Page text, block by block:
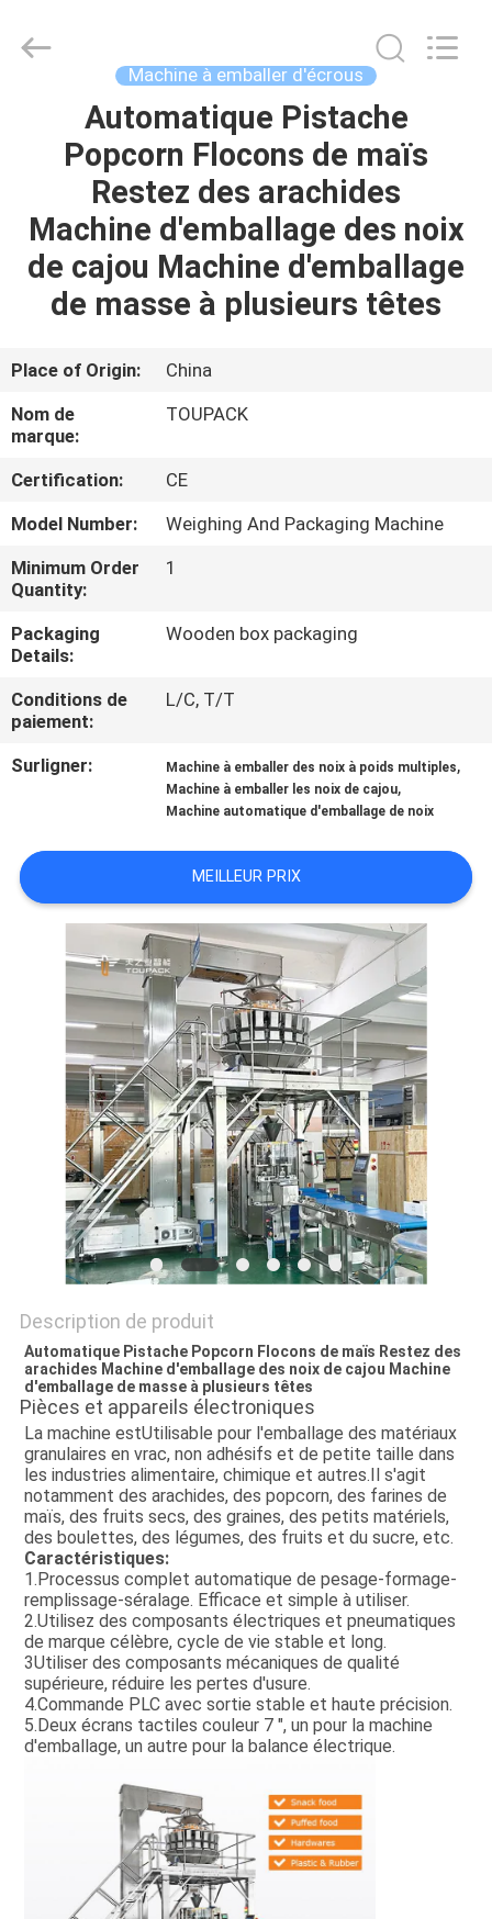
MAISON
PRODUITS
PROPOS
NOUS
VISITE
D'USINE
DE
QUALITÉ
CONTACTEZ-
NOUS
NOUVELLES
CAS
DEMANDEZ
UN DEVIS
SITEMAP
POLITIQUE
CONFIDENTIALITÉ
EQUIPMENT
Machine à emballer d'écrous
Automatique Pistache
Popcorn Flocons de maïs
Restez des arachides
Machine d'emballage des noix
de cajou Machine d'emballage
de masse à plusieurs têtes
Place of Origin:
China
Nom de
marque:
TOUPACK
Certification:
CE
Model Number:
Weighing And Packaging Machine
Minimum Order
Quantity:
1
Packaging
Details:
Wooden box packaging
Conditions de
paiement:
L/C, T/T
Surligner: Machine à emballer des noix à poids multiples,
Machine à emballer les noix de cajou,
Machine automatique d'emballage de noix
MEILLEUR PRIX
Description de produit
Automatique Pistache Popcorn Flocons de maïs Restez des
arachides Machine d'emballage des noix de cajou Machine
d'emballage de masse à plusieurs têtes
Pièces et appareils électroniques
La machine estUtilisable pour l'emballage des matériaux
granulaires en vrac, non adhésifs et de petite taille dans
les industries alimentaire, chimique et autres. Il s'agit
notamment des arachides, des popcorn, des farines de
maïs, des fruits secs, des graines, des petits matériels,
des boulettes, des légumes, des fruits et du sucre, etc.
Caractéristiques:
1.Processus complet automatique de pesage-formage-
remplissage-séralage. Efficace et simple à utiliser.
2.Utilisez des composants électriques et pneumatiques
de marque célèbre, cycle de vie stable et long.
3Utiliser des composants mécaniques de qualité
supérieure, réduire les pertes d'usure.
4.Commande PLC avec sortie stable et haute précision.
5.Deux écrans tactiles couleur 7 ", un pour la machine
d'emballage, un autre pour la balance électrique.